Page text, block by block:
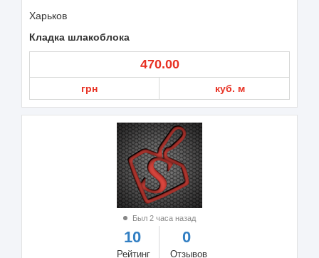
Харьков
Кладка шлакоблока
470.00
грн куб. м
Был 2 часа назад
10
Рейтинг
0
Отзывов